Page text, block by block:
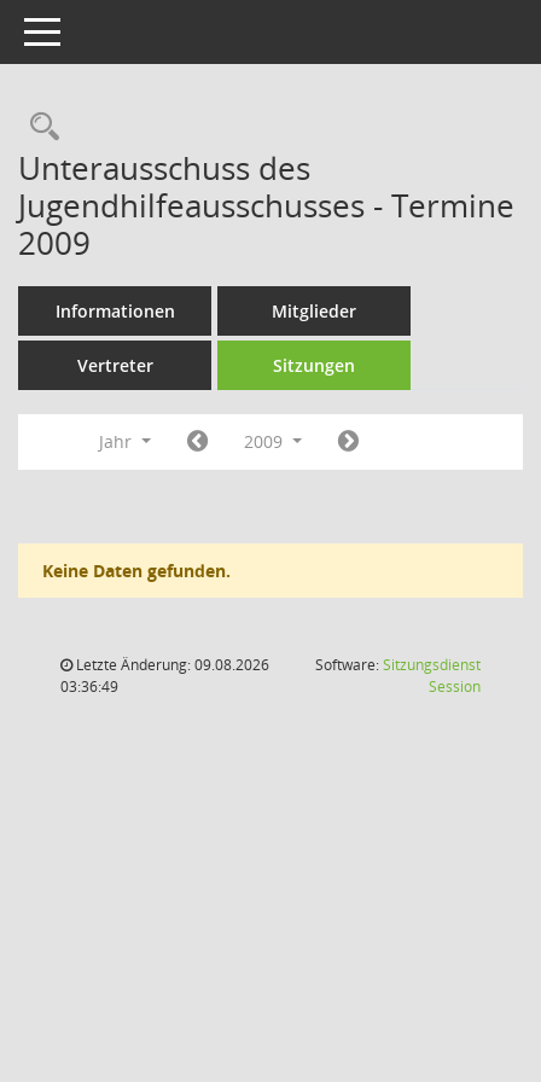
Toggle navigation
Rechercheauswahl
Unterausschuss des
Jugendhilfeausschusses - Termine
2009
Informationen Mitglieder
Vertreter Sitzungen
Jahr 2009
Keine Daten gefunden.
Letzte Änderung: 09.08.2026
03:36:49
Software:Sitzungsdienst
Session(Wird in